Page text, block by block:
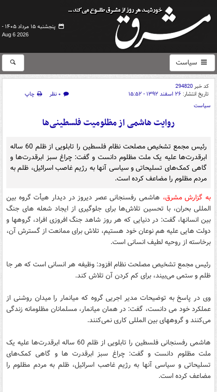
پنجشنبه ۱۵ مرداد ۱۴۰۵ -
Aug 6 2026
سیاست
کد خبر294820
تاریخ انتشار: ۲۶ اسفند ۱۳۹۲ - ۱۵:۵۲ ۰ نظر
چاپ
سیاست
روایت هاشمی از مظلومیت فلسطینی‌ها
رئیس مجمع تشخیص مصلحت نظام فلسطین را تابلویی از ظلم 60 ساله
ابرقدرت‌ها علیه یک ملت مظلوم دانست و گفت: چراغ سبز ابرقدرت‌ها و
گاهی کمک‌های تسلیحاتی و سیاسی آنها به رژیم غاصب اسرائیل، ظلم به
مردم مظلوم را مضاعف کرده است.
به گزارش مشرق، هاشمی رفسنجانی عصر دیروز در دیدار هیأت گروه بین
المللی بحران، با تحسین تلاش‌ها برای جلوگیری از ایجاد شعله های جنگ
بین انسانها، گفت: در دنیایی که هر روز شاهد جنگ افروزی افراد، گروهها و
دولت هایی علیه هم نوعان خود هستیم، تلاش برای ممانعت از گسترش آن،
برخاسته از روحیه لطیف انسانی است.
رئیس مجمع تشخیص مصلحت نظام افزود: وظیفه هر انسانی است که هر جا
ظلم و ستمی می‌بیند، برای کم کردن آن تلاش کند.
وی در پاسخ به توضیحات مدیر اجریی گروه که میانمار را میدان روشنی از
عملکرد خود می دانست، گفت: در همان میانمار، مسلمانان مظلومانه زندگی
می‌کنند و گروههای بین المللی کاری نمی‌کنند.
هاشمی رفسنجانی فلسطین را تابلویی از ظلم 60 ساله ابرقدرت‌ها علیه یک
ملت مظلوم دانست و گفت: چراغ سبز ابرقدرت ها و گاهی کمک‌های
تسلیحاتی و سیاسی آنها به رژیم غاصب اسرائیل، ظلم به مردم مظلوم را
مضاعف کرده است.